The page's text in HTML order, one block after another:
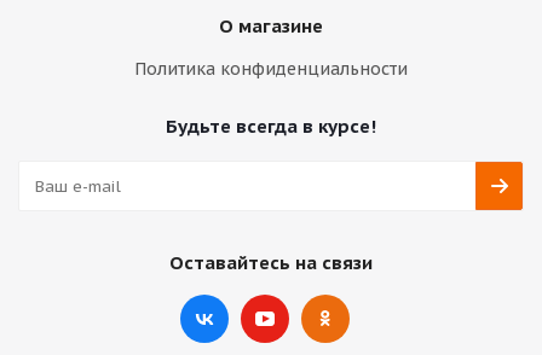
О магазине
Политика конфиденциальности
Будьте всегда в курсе!
Оставайтесь на связи